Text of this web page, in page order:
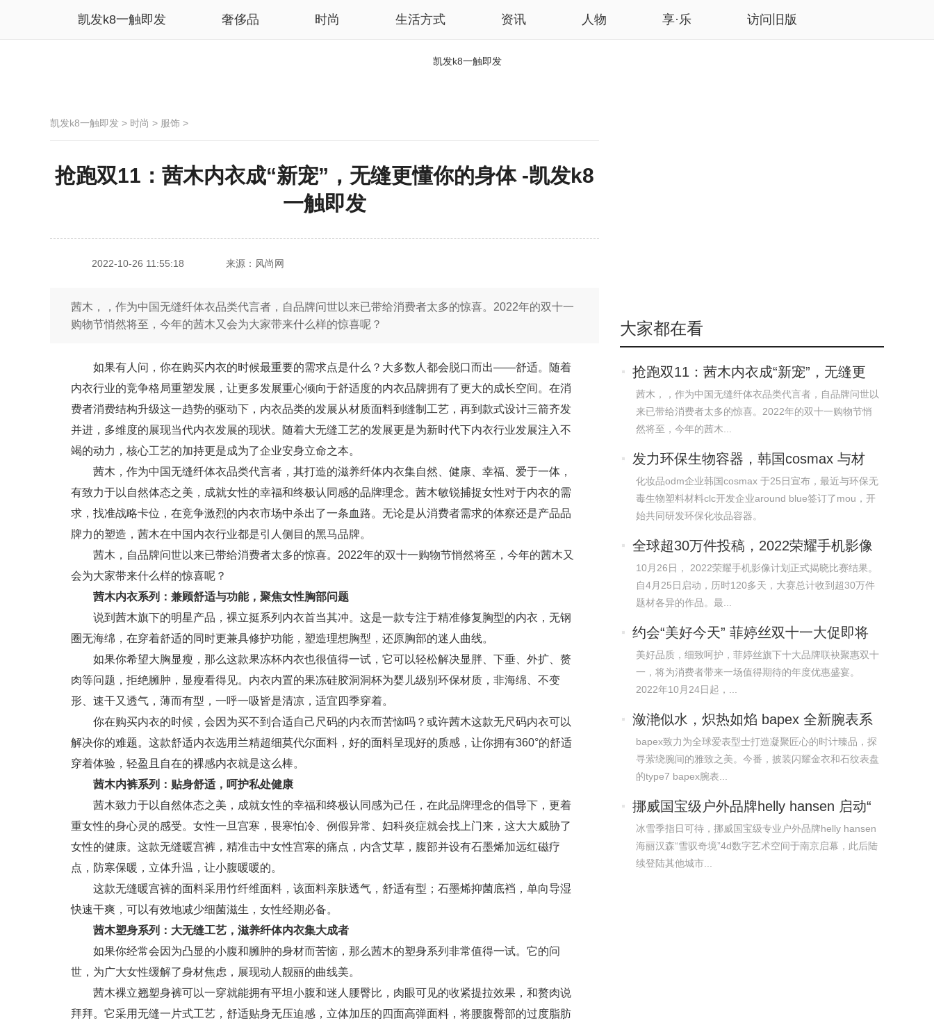
凯发k8一触即发 奢侈品 时尚 生活方式 资讯 人物 享·乐 访问旧版
凯发k8一触即发
凯发k8一触即发 > 时尚 > 服饰 >
抢跑双11：茜木内衣成“新宠”，无缝更懂你的身体 -凯发k8
一触即发
2022-10-26 11:55:18 来源：风尚网
茜木，，作为中国无缝纤体衣品类代言者，自品牌问世以来已带给消费者太多的惊喜。2022年的双十一
购物节悄然将至，今年的茜木又会为大家带来什么样的惊喜呢？
如果有人问，你在购买内衣的时候最重要的需求点是什么？大多数人都会脱口而出——舒适。随着
内衣行业的竞争格局重塑发展，让更多发展重心倾向于舒适度的内衣品牌拥有了更大的成长空间。在消
费者消费结构升级这一趋势的驱动下，内衣品类的发展从材质面料到缝制工艺，再到款式设计三箭齐发
并进，多维度的展现当代内衣发展的现状。随着大无缝工艺的发展更是为新时代下内衣行业发展注入不
竭的动力，核心工艺的加持更是成为了企业安身立命之本。
茜木，作为中国无缝纤体衣品类代言者，其打造的滋养纤体内衣集自然、健康、幸福、爱于一体，
有致力于以自然体态之美，成就女性的幸福和终极认同感的品牌理念。茜木敏锐捕捉女性对于内衣的需
求，找准战略卡位，在竞争激烈的内衣市场中杀出了一条血路。无论是从消费者需求的体察还是产品品
牌力的塑造，茜木在中国内衣行业都是引人侧目的黑马品牌。
茜木，自品牌问世以来已带给消费者太多的惊喜。2022年的双十一购物节悄然将至，今年的茜木又
会为大家带来什么样的惊喜呢？
茜木内衣系列：兼顾舒适与功能，聚焦女性胸部问题
说到茜木旗下的明星产品，裸立挺系列内衣首当其冲。这是一款专注于精准修复胸型的内衣，无钢
圈无海绵，在穿着舒适的同时更兼具修护功能，塑造理想胸型，还原胸部的迷人曲线。
如果你希望大胸显瘦，那么这款果冻杯内衣也很值得一试，它可以轻松解决显胖、下垂、外扩、赘
肉等问题，拒绝臃肿，显瘦看得见。内衣内置的果冻硅胶洞洞杯为婴儿级别环保材质，非海绵、不变
形、速干又透气，薄而有型，一呼一吸皆是清凉，适宜四季穿着。
你在购买内衣的时候，会因为买不到合适自己尺码的内衣而苦恼吗？或许茜木这款无尺码内衣可以
解决你的难题。这款舒适内衣选用兰精超细莫代尔面料，好的面料呈现好的质感，让你拥有360°的舒适
穿着体验，轻盈且自在的裸感内衣就是这么棒。
茜木内裤系列：贴身舒适，呵护私处健康
茜木致力于以自然体态之美，成就女性的幸福和终极认同感为己任，在此品牌理念的倡导下，更着
重女性的身心灵的感受。女性一旦宫寒，畏寒怕冷、例假异常、妇科炎症就会找上门来，这大大威胁了
女性的健康。这款无缝暖宫裤，精准击中女性宫寒的痛点，内含艾草，腹部并设有石墨烯加远红磁疗
点，防寒保暖，立体升温，让小腹暖暖的。
这款无缝暖宫裤的面料采用竹纤维面料，该面料亲肤透气，舒适有型；石墨烯抑菌底裆，单向导湿
快速干爽，可以有效地减少细菌滋生，女性经期必备。
茜木塑身系列：大无缝工艺，滋养纤体内衣集大成者
如果你经常会因为凸显的小腹和臃肿的身材而苦恼，那么茜木的塑身系列非常值得一试。它的问
世，为广大女性缓解了身材焦虑，展现动人靓丽的曲线美。
茜木裸立翘塑身裤可以一穿就能拥有平坦小腹和迷人腰臀比，肉眼可见的收紧提拉效果，和赘肉说
拜拜。它采用无缝一片式工艺，舒适贴身无压迫感，立体加压的四面高弹面料，将腰腹臀部的过度脂肪
大家都在看
抢跑双11：茜木内衣成“新宠”，无缝更
懂你
茜木，，作为中国无缝纤体衣品类代言者，自品牌问世以
来已带给消费者太多的惊喜。2022年的双十一购物节悄
然将至，今年的茜木...
发力环保生物容器，韩国cosmax 与材
料开发
化妆品odm企业韩国cosmax 于25日宣布，最近与环保无
毒生物塑料材料clc开发企业around blue签订了mou，开
始共同研发环保化妆品容器。
全球超30万件投稿，2022荣耀手机影像
计划年
10月26日， 2022荣耀手机影像计划正式揭晓比赛结果。
自4月25日启动，历时120多天，大赛总计收到超30万件
题材各异的作品。最...
约会“美好今天” 菲婷丝双十一大促即将
开
美好品质，细致呵护，菲婷丝旗下十大品牌联袂聚惠双十
一，将为消费者带来一场值得期待的年度优惠盛宴。
2022年10月24日起，...
潋滟似水，炽热如焰 bapex 全新腕表系
列
bapex致力为全球爱表型士打造凝聚匠心的时计臻品，探
寻萦绕腕间的雅致之美。今番，披装闪耀金衣和石纹表盘
的type7 bapex腕表...
挪威国宝级户外品牌helly hansen 启动“
冰雪季指日可待，挪威国宝级专业户外品牌helly hansen
海丽汉森“雪驭奇境”4d数字艺术空间于南京启幕，此后陆
续登陆其他城市...